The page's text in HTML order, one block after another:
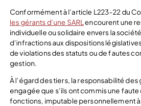
Conformément à l’article L223-22 du
les gérants d’une SARL encourent une
individuelle ou solidaire envers la
d’infractions aux dispositions
de violations des statuts ou de fautes
gestion.
À l’égard des tiers, la responsabilité
engagée que s’ils ont commis une
fonctions, imputable personnellement à